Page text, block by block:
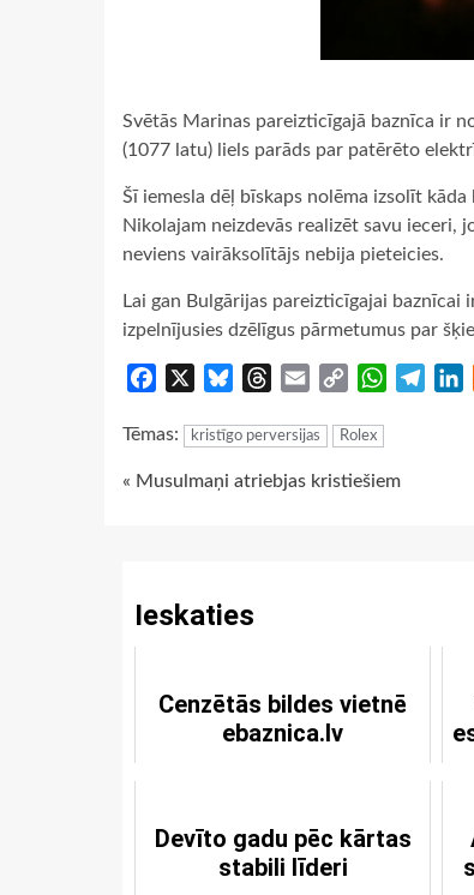
Svētās Marinas pareizticīgajā baznīca ir
(1077 latu) liels parāds par patērēto
Šī iemesla dēļ bīskaps nolēma izsolīt
Nikolajam neizdevās realizēt savu ieceri,
neviens vairāksolītājs nebija pieteicies.
Lai gan Bulgārijas pareizticīgajai baznīcai
izpelnījusies dzēlīgus pārmetumus par
Facebook BlueskyThreads
Email
Copy
Tēmas: kristīgo perversijas Rolex
Continue
« Musulmaņi atriebjas kristiešiem
Ieskaties
Cenzētās bildes vietnē
ebaznica.lv
Devīto gadu pēc kārtas
stabili līderi